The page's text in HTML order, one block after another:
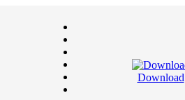
Download